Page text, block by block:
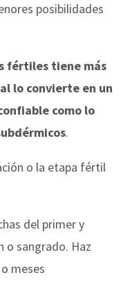
posibilidades
fértiles tiene más
lo convierte en un
como lo
.
o la etapa fértil
del primer y
o sangrado. Haz
meses